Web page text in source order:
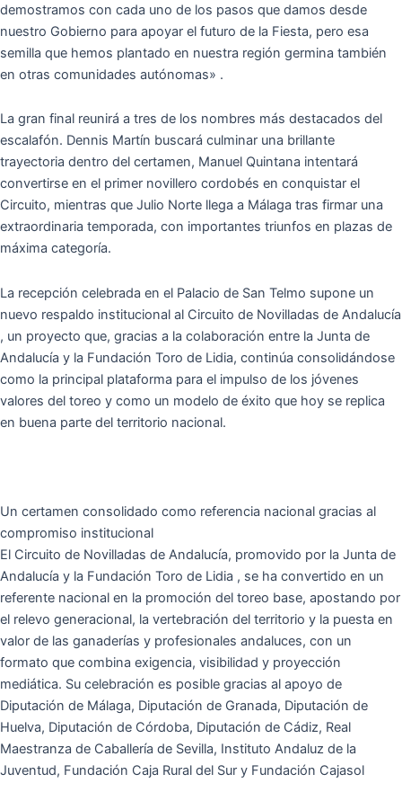
demostramos con cada uno de los pasos que damos desde
nuestro Gobierno para apoyar el futuro de la Fiesta, pero esa
semilla que hemos plantado en nuestra región germina también
en otras comunidades autónomas» .
La gran final reunirá a tres de los nombres más destacados del
escalafón. Dennis Martín buscará culminar una brillante
trayectoria dentro del certamen, Manuel Quintana intentará
convertirse en el primer novillero cordobés en conquistar el
Circuito, mientras que Julio Norte llega a Málaga tras firmar una
extraordinaria temporada, con importantes triunfos en plazas de
máxima categoría.
La recepción celebrada en el Palacio de San Telmo supone un
nuevo respaldo institucional al Circuito de Novilladas de Andalucía
, un proyecto que, gracias a la colaboración entre la Junta de
Andalucía y la Fundación Toro de Lidia, continúa consolidándose
como la principal plataforma para el impulso de los jóvenes
valores del toreo y como un modelo de éxito que hoy se replica
en buena parte del territorio nacional.
Un certamen consolidado como referencia nacional gracias al
compromiso institucional
El Circuito de Novilladas de Andalucía, promovido por la Junta de
Andalucía y la Fundación Toro de Lidia , se ha convertido en un
referente nacional en la promoción del toreo base, apostando por
el relevo generacional, la vertebración del territorio y la puesta en
valor de las ganaderías y profesionales andaluces, con un
formato que combina exigencia, visibilidad y proyección
mediática. Su celebración es posible gracias al apoyo de
Diputación de Málaga, Diputación de Granada, Diputación de
Huelva, Diputación de Córdoba, Diputación de Cádiz, Real
Maestranza de Caballería de Sevilla, Instituto Andaluz de la
Juventud, Fundación Caja Rural del Sur y Fundación Cajasol